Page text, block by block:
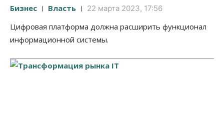
Бизнес Власть 22 марта 2023, 17:56
Цифровая платформа должна расширить функционал
информационной системы.